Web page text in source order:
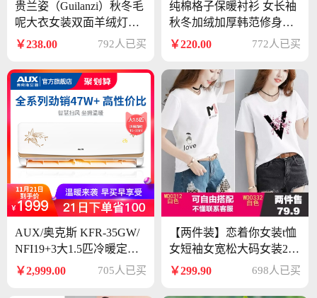
贵兰姿（Guilanzi）秋冬毛
呢大衣女装双面羊绒灯笼
袖收腰中长款新品学生呢
5-125斤）
￥238.00 792人已买
纯棉格子保暖衬衫 女长袖
秋冬加绒加厚韩范修身打
底大码女装衬衣
￥220.00 772人已买
AUX/奥克斯 KFR-35GW/
NFI19+3大1.5匹冷暖定频
壁挂式家用空调挂机
￥2,999.00 705人已买
【两件装】恋着你女装t恤
女短袖女宽松大码女装202
0夏季新款两件装纯棉百搭
￥299.90 698人已买